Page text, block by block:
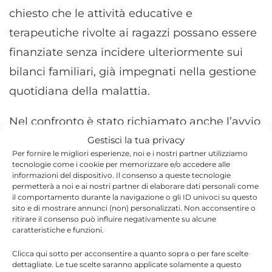
Gestisci la tua privacy
Per fornire le migliori esperienze, noi e i nostri partner utilizziamo
tecnologie come i cookie per memorizzare e/o accedere alle
informazioni del dispositivo. Il consenso a queste tecnologie
permetterà a noi e ai nostri partner di elaborare dati personali come
il comportamento durante la navigazione o gli ID univoci su questo
sito e di mostrare annunci (non) personalizzati. Non acconsentire o
ritirare il consenso può influire negativamente su alcune
caratteristiche e funzioni.
Clicca qui sotto per acconsentire a quanto sopra o per fare scelte
dettagliate. Le tue scelte saranno applicate solamente a questo
chiesto che le attività educative e
terapeutiche rivolte ai ragazzi possano essere
finanziate senza incidere ulteriormente sui
bilanci familiari, già impegnati nella gestione
quotidiana della malattia.
Nel confronto è stato richiamato anche l’avvio
screening previsto dalla legge n.130 del
2023, che punta all’individuazione precoce di
casi di diabete di Tipo 1 e celiachia. Secondo i
deputati intervenuti, il nuovo sistema
potrebbe consentire una mappatura più
aumentare il numero di pazienti da seguire